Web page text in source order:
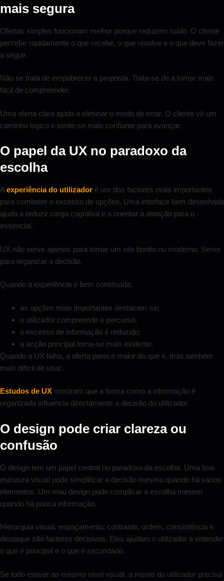
mais segura
Ofertas simples funcionam melhor porque reduzem ruído. O cliente
percebe rapidamente o que recebe, o que resolve e o que deve fazer
a seguir.
Não se trata de empobrecer a proposta. Trata-se de a tornar mais
fácil de compreender.
Uma oferta clara ajuda a eliminar o medo de errar. O cliente vê um
caminho lógico e sente-se mais confiante para avançar.
O papel da UX no paradoxo da
escolha
A experiência do utilizador é um dos factores mais importantes
para combater o excesso de opções. Uma interface bem desenhada
ajuda a reduzir carga cognitiva e a orientar a atenção para o
essencial.
UX não serve apenas para tornar um site bonito ou moderno. Serve
para organizar a decisão.
Quando a experiência é bem construída:
as opções mais importantes destacam-se;
o utilizador compreende o percurso;
o excesso de informação é reduzido;
a acção principal torna-se mais evidente.
Quando a UX falha, a oferta parece maior do que é, mas também
mais difícil de usar.
Estudos de UX mostram que a forma como a informação é
organizada influencia directamente a decisão do utilizador.
O design pode criar clareza ou
confusão
O design tem um papel central no paradoxo da escolha. Uma boa
estrutura visual pode simplificar a decisão mesmo quando há vários
elementos. Um mau design pode complicar a escolha mesmo
quando há pouca informação.
Hierarquia visual, espaçamento, contraste, ordem, consistência e
destaque são factores decisivos. Eles ajudam o utilizador a entender
o que é principal e o que é secundário.
Se tudo estiver ao mesmo nível visual, a mente do utilizador precisa